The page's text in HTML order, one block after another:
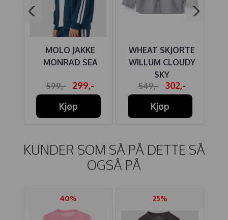
MOLO JAKKE
MONRAD SEA
599,-
299,-
Kjøp
WHEAT SKJORTE
WILLUM CLOUDY
SKY
549,-
302,-
Kjøp
KUNDER SOM SÅ PÅ DETTE SÅ
OGSÅ PÅ
40% 25%